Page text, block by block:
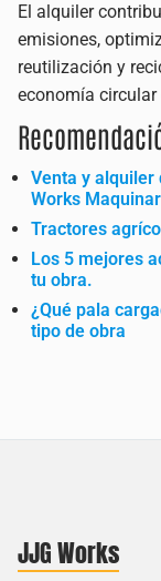
El alquiler
emisiones,
reutilización y
economía circular
Venta y alquiler
Works
Tractores
Los 5 mejores
tu obra.
¿Qué pala
tipo de obra
JJG Works